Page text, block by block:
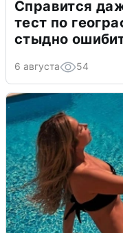
Справится
тест по
стыдно
6 августа 54